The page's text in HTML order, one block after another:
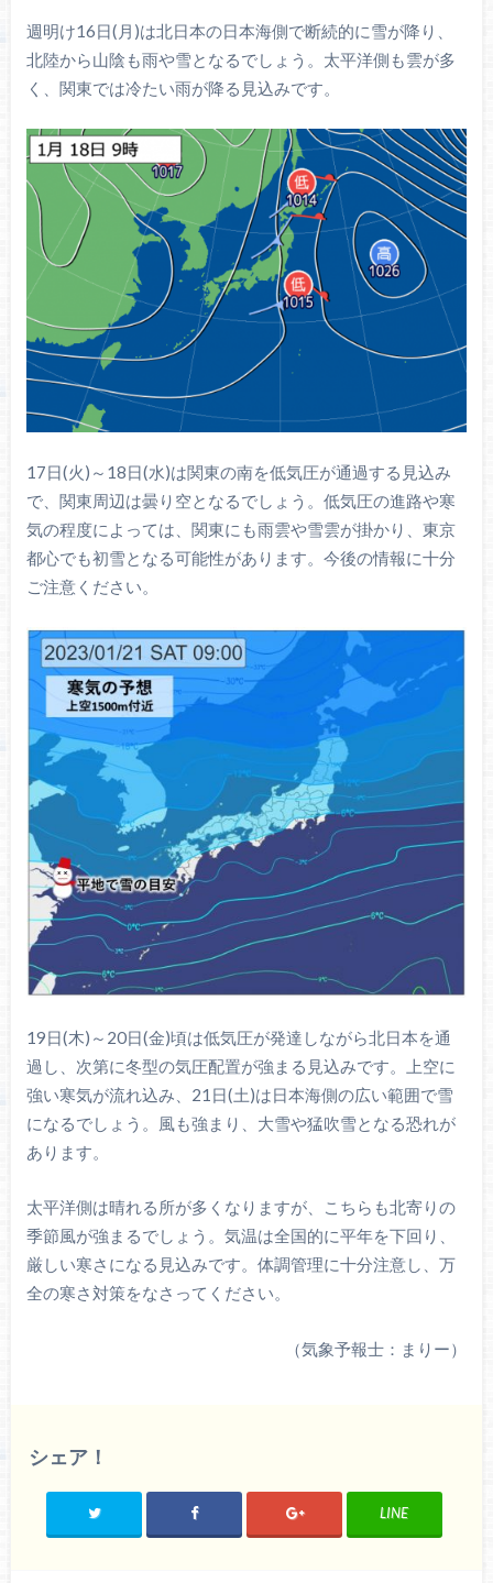
週明け16日(月)は北日本の日本海側で断続的に雪が降り、
北陸から山陰も雨や雪となるでしょう。太平洋側も雲が多
く、関東では冷たい雨が降る見込みです。
17日(火)～18日(水)は関東の南を低気圧が通過する見込み
で、関東周辺は曇り空となるでしょう。低気圧の進路や寒
気の程度によっては、関東にも雨雲や雪雲が掛かり、東京
都心でも初雪となる可能性があります。今後の情報に十分
ご注意ください。
19日(木)～20日(金)頃は低気圧が発達しながら北日本を通
過し、次第に冬型の気圧配置が強まる見込みです。上空に
強い寒気が流れ込み、21日(土)は日本海側の広い範囲で雪
になるでしょう。風も強まり、大雪や猛吹雪となる恐れが
あります。
太平洋側は晴れる所が多くなりますが、こちらも北寄りの
季節風が強まるでしょう。気温は全国的に平年を下回り、
厳しい寒さになる見込みです。体調管理に十分注意し、万
全の寒さ対策をなさってください。
（気象予報士：まりー）
シェア！
LINE